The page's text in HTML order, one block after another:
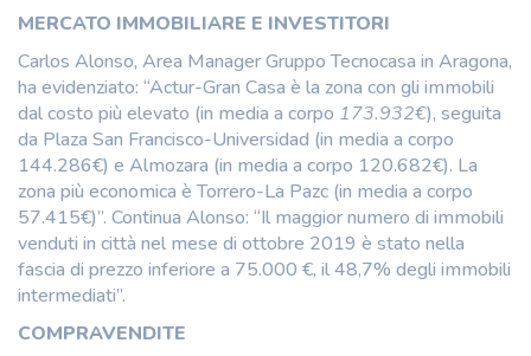
MERCATO IMMOBILIARE E INVESTITORI
Carlos Alonso, Area Manager Gruppo Tecnocasa in Aragona,
ha evidenziato: “Actur-Gran Casa è la zona con gli immobili
dal costo più elevato (in media a corpo 173.932€), seguita
da Plaza San Francisco-Universidad (in media a corpo
144.286€) e Almozara (in media a corpo 120.682€). La
zona più economica è Torrero-La Pazc (in media a corpo
57.415€)”. Continua Alonso: “Il maggior numero di immobili
venduti in città nel mese di ottobre 2019 è stato nella
fascia di prezzo inferiore a 75.000 €, il 48,7% degli immobili
intermediati”.
COMPRAVENDITE